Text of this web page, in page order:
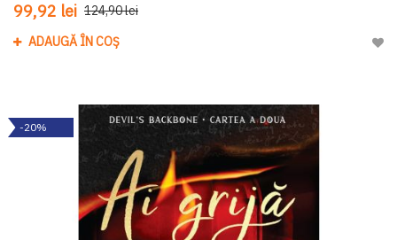
99,92 lei 124,90 lei
ADAUGĂ ÎN COȘ
-20%